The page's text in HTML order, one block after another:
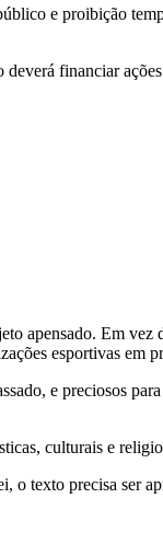
e proibição
financiar
apensado. Em vez
esportivas em
e preciosos
culturais e
o texto precisa ser